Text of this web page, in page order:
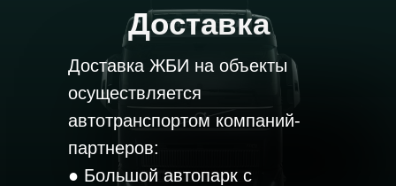
Доставка
Доставка ЖБИ на объекты
осуществляется
автотранспортом компаний-
партнеров:
● Большой автопарк с